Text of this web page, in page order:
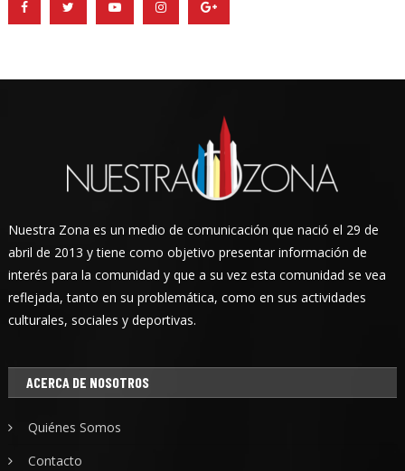
Nuestra Zona es un medio de comunicación que nació el 29 de
abril de 2013 y tiene como objetivo presentar información de
interés para la comunidad y que a su vez esta comunidad se vea
reflejada, tanto en su problemática, como en sus actividades
culturales, sociales y deportivas.
ACERCA DE NOSOTROS
Quiénes Somos
Contacto